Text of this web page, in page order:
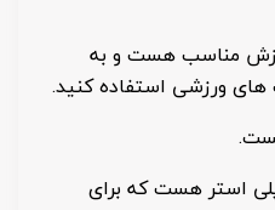
مناسب هست و به
های ورزشی استفاده کنید.
استر هست که برای